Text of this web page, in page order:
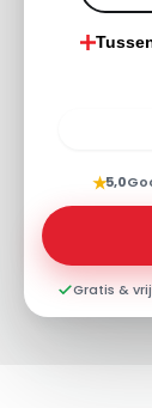
★5,0
Gratis &